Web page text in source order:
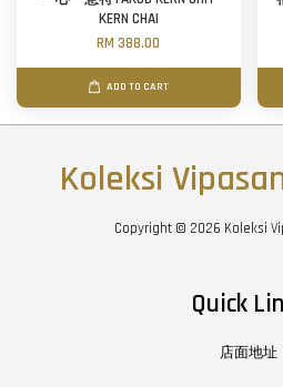
KERN CHAI
RM 388.00
ADD TO CART
Koleksi
Copyright © 2026 Koleksi
Quick
店面地址